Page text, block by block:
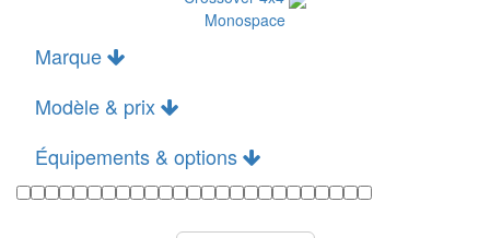
Monospace
Marque
Modèle & prix
Équipements & options